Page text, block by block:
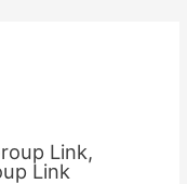
Link,
Link